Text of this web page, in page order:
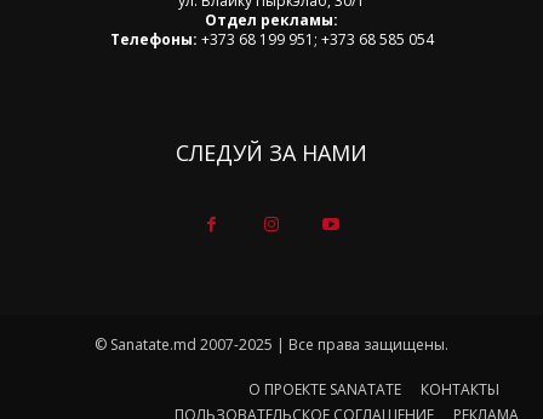
Отдел рекламы:
Телефоны: +373 68 199 951; +373 68 585 054
СЛЕДУЙ ЗА НАМИ
© Sanatate.md 2007-2025 | Все права защищены.
О ПРОЕКТЕ SANATATE
КОНТАКТЫ